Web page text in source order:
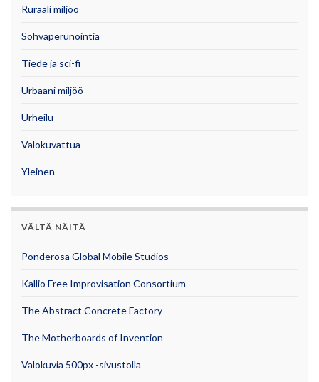
Ruraali miljöö
Sohvaperunointia
Tiede ja sci-fi
Urbaani miljöö
Urheilu
Valokuvattua
Yleinen
VÄLTÄ NÄITÄ
Ponderosa Global Mobile Studios
Kallio Free Improvisation Consortium
The Abstract Concrete Factory
The Motherboards of Invention
Valokuvia 500px -sivustolla